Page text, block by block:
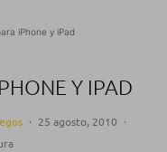
iPhone y iPad
Y IPAD
· 25 agosto, 2010 ·